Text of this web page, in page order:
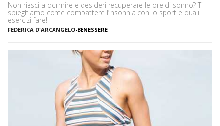
Non riesci a dormire e desideri recuperare le ore di sonno? Ti
spieghiamo come combattere l’insonnia con lo sport e quali
esercizi fare!
FEDERICA D'ARCANGELO-BENESSERE